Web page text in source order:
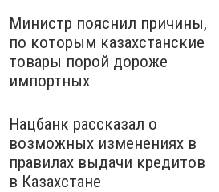
Министр пояснил причины,
по которым казахстанские
товары порой дороже
импортных
Нацбанк рассказал о
возможных изменениях в
правилах выдачи кредитов
в Казахстане